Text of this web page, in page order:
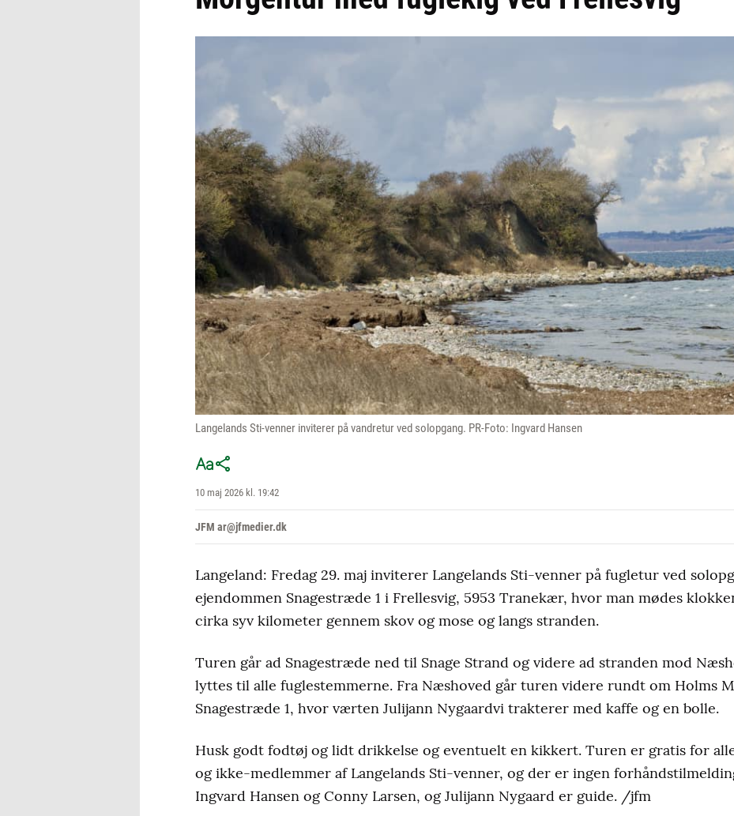
Langelands Sti-venner inviterer på vandretur ved solopgang. PR-Foto: Ingvard Hansen
10 maj 2026 kl. 19:42
JFM ar@jfmedier.dk
Langeland: Fredag 29. maj inviterer Langelands Sti-venner på fugletur ved
ejendommen Snagestræde 1 i Frellesvig, 5953 Tranekær, hvor man mødes
cirka syv kilometer gennem skov og mose og langs stranden.
Turen går ad Snagestræde ned til Snage Strand og videre ad stranden mod
lyttes til alle fuglestemmerne. Fra Næshoved går turen videre rundt om Holms
Snagestræde 1, hvor værten Julijann Nygaardvi trakterer med kaffe og en bolle.
Husk godt fodtøj og lidt drikkelse og eventuelt en kikkert. Turen er gratis for
og ikke-medlemmer af Langelands Sti-venner, og der er ingen
Ingvard Hansen og Conny Larsen, og Julijann Nygaard er guide. /jfm